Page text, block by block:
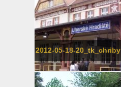
2012-05-18-20_tk_chriby